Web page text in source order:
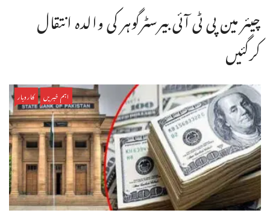
چیئر مین پی ٹی آئی بیرسٹرگوہر کی والدہ انتقال
کرگئیں
اہم خبریں کاروبار